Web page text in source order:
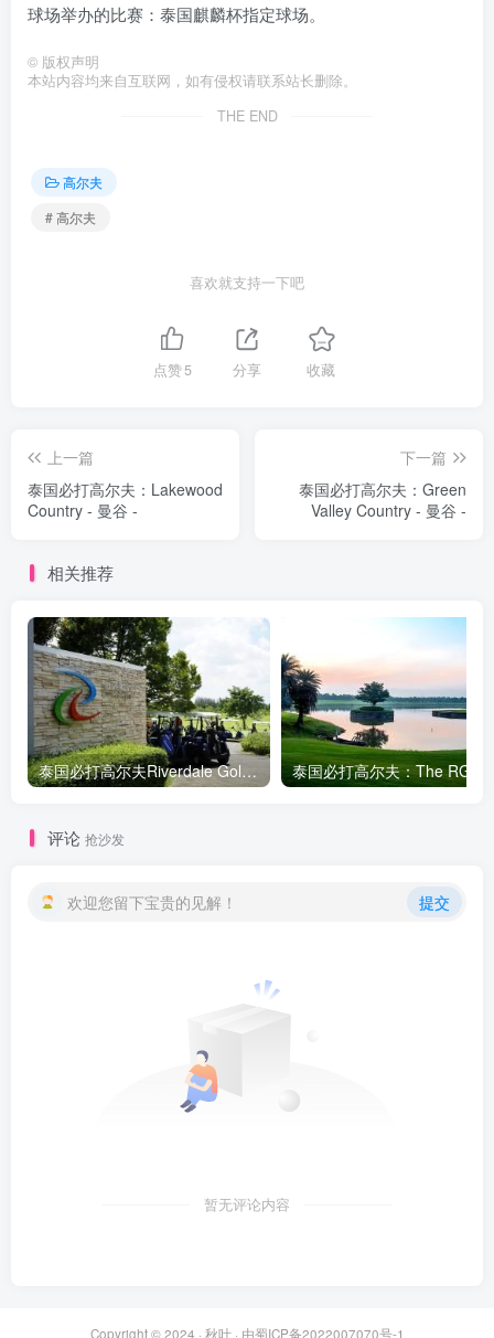
球场举办的比赛：泰国麒麟杯指定球场。
© 版权声明
本站内容均来自互联网，如有侵权请联系站长删除。
THE END
高尔夫
# 高尔夫
喜欢就支持一下吧
点赞5 分享 收藏
上一篇
泰国必打高尔夫：Lakewood
Country - 曼谷 -
下一篇
泰国必打高尔夫：Green
Valley Country - 曼谷 -
相关推荐
泰国必打高尔夫Riverdale Golf Club - 曼谷 -
评论 抢沙发
欢迎您留下宝贵的见解！ 提交
暂无评论内容
Copyright © 2024 · 秋叶· 由蜀ICP备2022007070号-1